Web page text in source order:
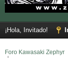
¡Hola, Invitado!
Foro Kawasaki Zephyr